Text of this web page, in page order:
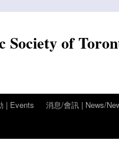
Society of
| Events 消息/會訊 | News/